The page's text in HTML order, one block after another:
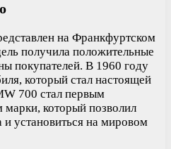
на Франкфуртском
получила положительные
покупателей. В 1960 году
который стал настоящей
700 стал первым
который позволил
установиться на мировом